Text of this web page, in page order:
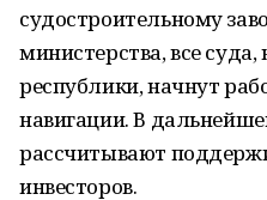
судостроительному
министерства, все
республики, начнут
навигации. В
рассчитывают
инвесторов.